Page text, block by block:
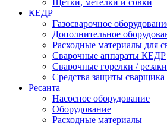
КЕДР
Газосварочное
Дополнительное
Расходные материалы для
Сварочные аппараты КЕДР
Сварочные горелки /
Средства защиты
Ресанта
Насосное оборудование
Оборудование
Расходные материалы